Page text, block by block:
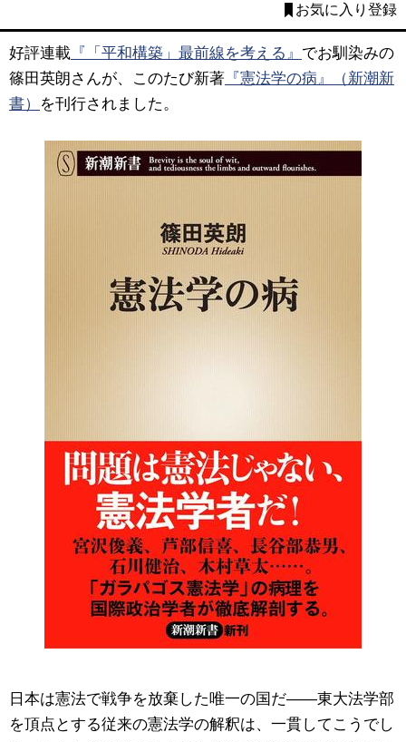
お気に入り登録
好評連載 『「平和構築」最前線を考える』 でお馴染みの
篠田英朗さんが、このたび新著 『憲法学の病』（新潮新
書）
を刊行されました。
日本は憲法で戦争を放棄した唯一の国だ――東大法学部
を頂点とする従来の憲法学の解釈は、一貫してこうでし